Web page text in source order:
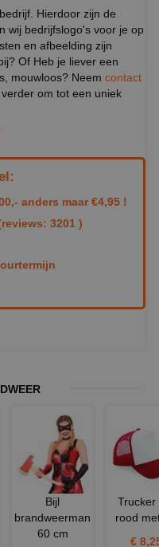
Hierdoor zijn de
wij bedrijfslogo's voor je op
en afbeelding zijn
Of Heb je liever een
mouwloos? Neem contact
om tot een uniek
anders maar €4,95 !
3201 )
Bijl
brandweerman
60 cm
Trucker
rood
€